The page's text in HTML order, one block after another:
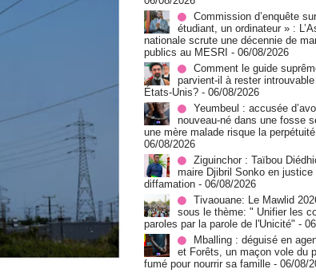
Commission d’enquête
étudiant, un ordinateur » :
nationale scrute une décennie de
publics au MESRI - 06/08/2026
Comment le guide
parvient-il à rester
États-Unis? - 06/08/2026
Yeumbeul : accusée
nouveau-né dans une fosse
une mère malade risque la perpétuité
06/08/2026
Ziguinchor : Taïbou
maire Djibril Sonko en justice
diffamation - 06/08/2026
Tivaouane: Le Mawlid
sous le thème: " Unifier les
paroles par la parole de l'Unicité" -
Mballing : déguisé en
et Forêts, un maçon vole du
fumé pour nourrir sa famille - 06/08/